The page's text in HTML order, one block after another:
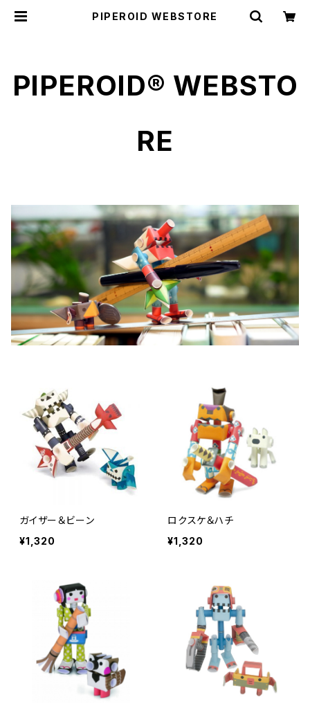
PIPEROID WEBSTORE
PIPEROID® WEBSTO
RE
ガイザー＆ビーン
¥1,320
ロクスケ＆ハチ
¥1,320